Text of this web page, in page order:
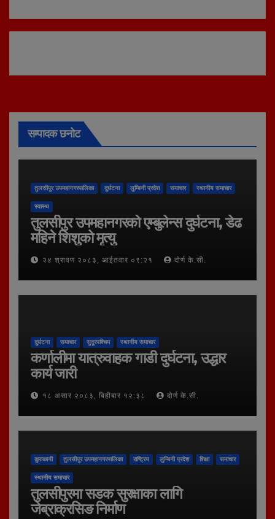
सम्पादक छनोट
तुलसीपुर उपमहानगरपालिका दुर्घटना लुम्बिनी प्रदेश समाचार स्थानीय समाचार
स्वास्थ
तुलसीपुर उपमहानगरको एम्बुलेन्स दुर्घटना, डेढ
महिने शिशुको मृत्यु
२४ श्रावण २०८३, आईतवार ०९:२१ दोर्ण के.सी.
दुर्घटना समाचार सुदूरपश्चिम स्थानीय समाचार
कर्णालीमा यात्रुवाहक गाडी दुर्घटना, उद्धार
कार्य जारी
१८ असार २०८३, बिहीबार १२:३८ दोर्ण के.सी.
कुराकानी तुलसीपुर उपमहानगरपालिका राष्ट्रिय लुम्बिनी प्रदेश शिक्षा समाचार
स्थानीय समाचार
तुलसीपुरमा सडक सुरक्षाका लागि
जेब्राक्रसिङ निर्माण